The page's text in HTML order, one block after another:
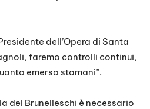
dell’Opera di Santa
faremo controlli continui,
emerso stamani”.
del Brunelleschi è necessario